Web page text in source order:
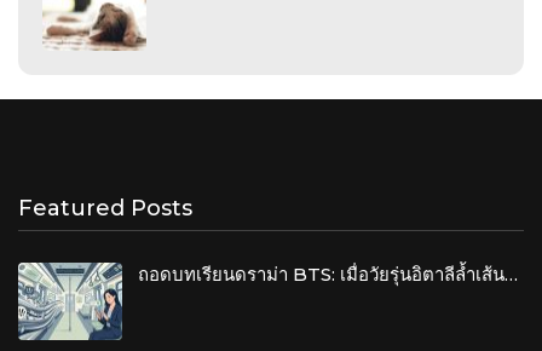
Featured Posts
ถอดบทเรียนดราม่า BTS: เมื่อวัยรุ่นอิตาลีล้ำเส้น…